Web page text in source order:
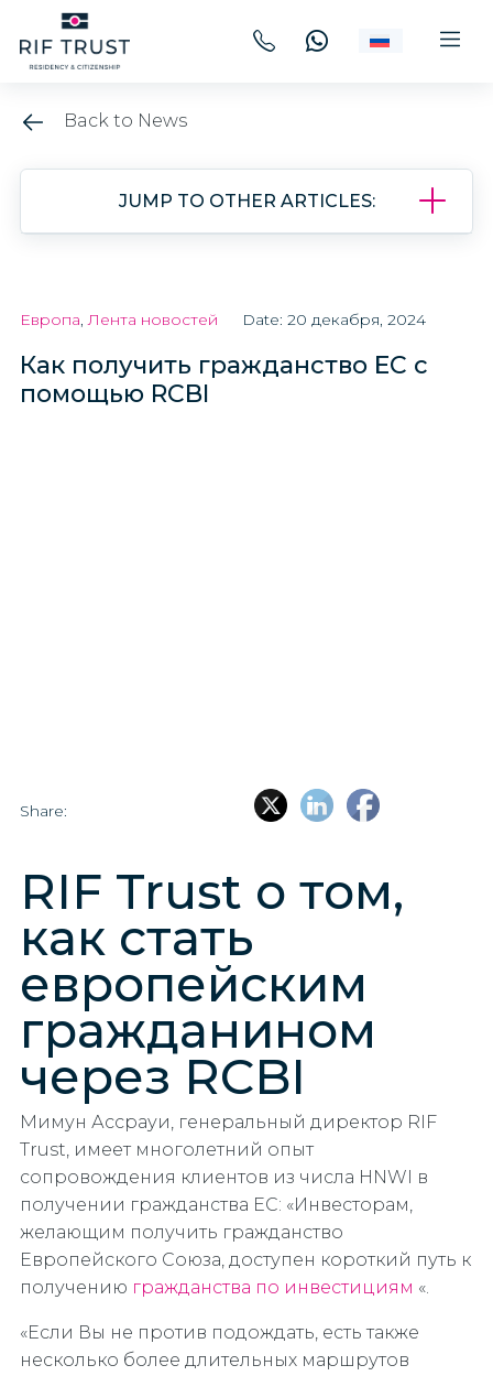
Back to News
JUMP TO OTHER ARTICLES:
Европа,Лента новостей Date: 20 декабря, 2024
Как получить гражданство ЕС с
помощью RCBI
Share:
RIF Trust о том,
как стать
европейским
гражданином
через RCBI
Мимун Ассрауи, генеральный директор RIF
Trust, имеет многолетний опыт
сопровождения клиентов из числа HNWI в
получении гражданства ЕС: «Инвесторам,
желающим получить гражданство
Европейского Союза, доступен короткий путь к
получению гражданства по инвестициям «.
«Если Вы не против подождать, есть также
несколько более длительных маршрутов